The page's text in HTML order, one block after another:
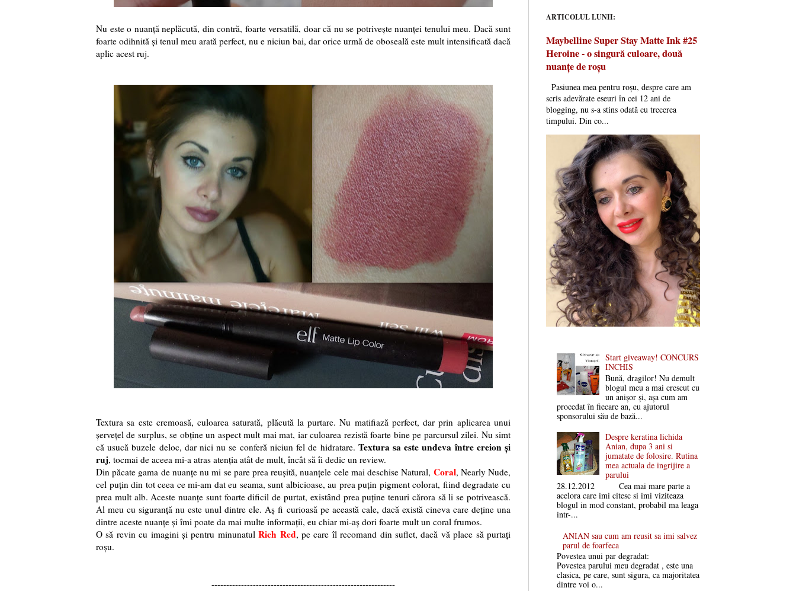
Nu este o nuanță neplăcută, din contră, foarte versatilă, doar că nu se potrivește nuanței tenului meu. Dacă sunt
foarte odihnită și tenul meu arată perfect, nu e niciun bai, dar orice urmă de oboseală este mult intensificată dacă
aplic acest ruj.
Textura sa este cremoasă, culoarea saturată, plăcută la purtare. Nu matifiază perfect, dar prin aplicarea unui
șervețel de surplus, se obține un aspect mult mai mat, iar culoarea rezistă foarte bine pe parcursul zilei. Nu simt
că usucă buzele deloc, dar nici nu se conferă niciun fel de hidratare. Textura sa este undeva între creion și
ruj, tocmai de aceea mi-a atras atenția atât de mult, încât să îi dedic un review.
Din păcate gama de nuanțe nu mi se pare prea reușită, nuanțele cele mai deschise Natural, Coral, Nearly Nude,
cel puțin din tot ceea ce mi-am dat eu seama, sunt albicioase, au prea puțin pigment colorat, fiind degradate cu
prea mult alb. Aceste nuanțe sunt foarte dificil de purtat, existând prea puține tenuri cărora să li se potrivească.
Al meu cu siguranță nu este unul dintre ele. Aș fi curioasă pe această cale, dacă există cineva care deține una
dintre aceste nuanțe și îmi poate da mai multe informații, eu chiar mi-aș dori foarte mult un coral frumos.
O să revin cu imagini și pentru minunatulRich Red, pe care îl recomand din suflet, dacă vă place să purtați
roșu.
--------------------------------------------------------------
ARTICOLUL LUNII:
Maybelline Super Stay Matte Ink #25
Heroine - o singură culoare, două
nuanțe de roșu
Pasiunea mea pentru roșu, despre care am
scris adevărate eseuri în cei 12 ani de
blogging, nu s-a stins odată cu trecerea
timpului. Din co...
Start giveaway! CONCURS
INCHIS
Bună, dragilor! Nu demult
blogul meu a mai crescut cu
un anișor și, așa cum am
procedat în fiecare an, cu ajutorul
sponsorului său de bază...
Despre keratina lichida
Anian, dupa 3 ani si
jumatate de folosire. Rutina
mea actuala de ingrijire a
parului
28.12.2012 Cea mai mare parte a
acelora care imi citesc si imi viziteaza
blogul in mod constant, probabil ma leaga
intr-...
ANIAN sau cum am reusit sa imi salvez
parul de foarfeca
Povestea unui par degradat:
Povestea parului meu degradat , este una
clasica, pe care, sunt sigura, ca majoritatea
dintre voi o...